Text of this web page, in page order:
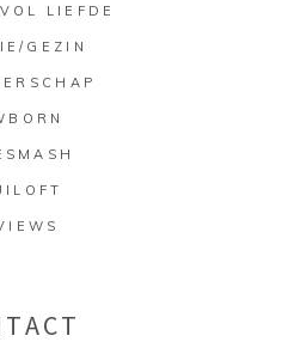
LIEFDE
GEZIN